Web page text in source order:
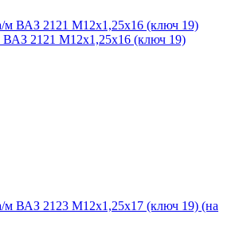
ВАЗ 2121 М12х1,25x16 (ключ 19)